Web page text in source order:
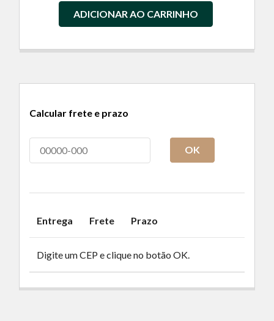
ADICIONAR AO CARRINHO
Calcular frete e prazo
OK
Entrega Frete Prazo
Digite um CEP e clique no botão OK.